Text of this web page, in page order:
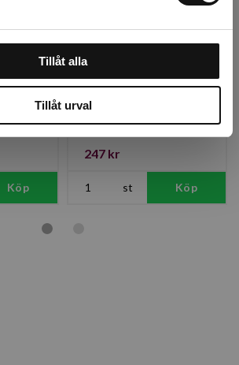
Tillåt alla
Tillåt urval
Köp
Hölster S för Golden
Star sekatörer
Finns i lager
247 kr
st Köp